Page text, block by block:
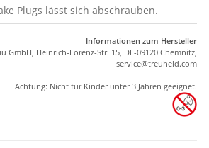
Plugs lässt sich abschrauben.
Informationen zum Hersteller
GmbH, Heinrich-Lorenz-Str. 15, DE-09120 Chemnitz,
service@treuheld.com
Achtung: Nicht für Kinder unter 3 Jahren geeignet.